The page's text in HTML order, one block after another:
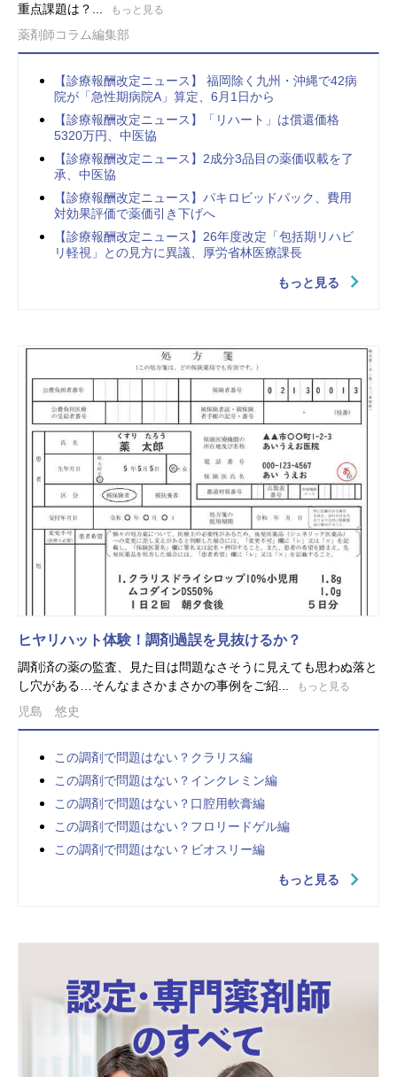
重点課題は？...
もっと見る
薬剤師コラム編集部
【診療報酬改定ニュース】 福岡除く九州・沖縄で42病
院が「急性期病院A」算定、6月1日から
【診療報酬改定ニュース】「リハート」は償還価格
5320万円、中医協
【診療報酬改定ニュース】2成分3品目の薬価収載を了
承、中医協
【診療報酬改定ニュース】パキロビッドパック、費用
対効果評価で薬価引き下げへ
【診療報酬改定ニュース】26年度改定「包括期リハビ
リ軽視」との見方に異議、厚労省林医療課長
もっと見る
ヒヤリハット体験！調剤過誤を見抜けるか？
調剤済の薬の監査、見た目は問題なさそうに見えても思わぬ落と
し穴がある…そんなまさかまさかの事例をご紹...
もっと見る
児島 悠史
この調剤で問題はない？クラリス編
この調剤で問題はない？インクレミン編
この調剤で問題はない？口腔用軟膏編
この調剤で問題はない？フロリードゲル編
この調剤で問題はない？ビオスリー編
もっと見る